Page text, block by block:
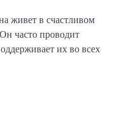
живет в счастливом
часто проводит
их во всех